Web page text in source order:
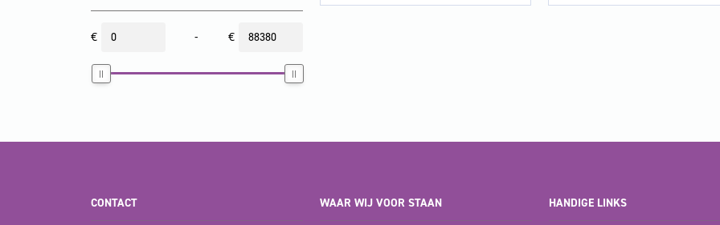
€ €
-
CONTACT WAAR WIJ VOOR STAAN HANDIGE LINKS